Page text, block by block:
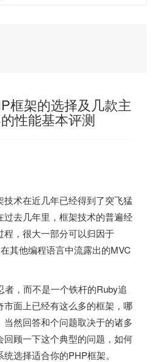
框架的选择及几款主
性能基本评测
技术在近几年已经得到了突飞猛
过去几年里，框架技术的普遍经
程，很大一部分可以归因于
其他编程语言中流露出的MVC
者，而不是一个铁杆的Ruby追
市面上已经有这么多的框架，哪
当然回答和个问题取决于的诸多
回顾一下这个典型的问题，如何
选择适合你的PHP框架。